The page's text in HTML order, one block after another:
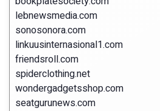
lebnewsmedia.com
sonosonora.com
linkuusinternasional1.com
friendsroll.com
spiderclothing.net
wondergadgetsshop.com
seatgurunews.com